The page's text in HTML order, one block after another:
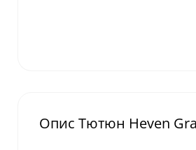
Опис Тютюн Heven